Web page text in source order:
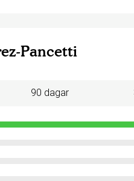
Pancetti
90 dagar